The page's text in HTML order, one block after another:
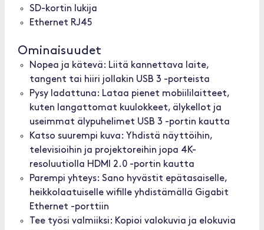
SD-kortin lukija
Ethernet RJ45
Ominaisuudet
Nopea ja kätevä: Liitä kannettava laite,
tangent tai hiiri jollakin USB 3 -porteista
Pysy ladattuna: Lataa pienet mobiililaitteet,
kuten langattomat kuulokkeet, älykellot ja
useimmat älypuhelimet USB 3 -portin kautta
Katso suurempi kuva: Yhdistä näyttöihin,
televisioihin ja projektoreihin jopa 4K-
resoluutiolla HDMI 2.0 -portin kautta
Parempi yhteys: Sano hyvästit epätasaiselle,
heikkolaatuiselle wifille yhdistämällä Gigabit
Ethernet -porttiin
Tee työsi valmiiksi: Kopioi valokuvia ja elokuvia